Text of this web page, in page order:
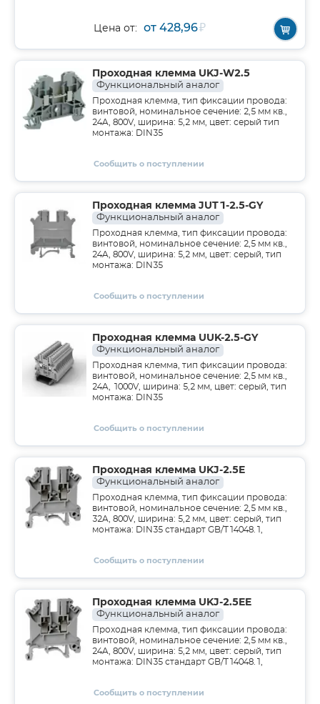
Цена от: от 428,96₽
Проходная клемма UKJ-W2.5
Функциональный аналог
Проходная клемма, тип фиксации провода:
винтовой, номинальное сечение: 2,5 мм кв.,
24A, 800V, ширина: 5,2 мм, цвет: серый тип
монтажа: DIN35
Сообщить о поступлении
Проходная клемма JUT1-2.5-GY
Функциональный аналог
Проходная клемма, тип фиксации провода:
винтовой, номинальное сечение: 2,5 мм кв.,
24A, 800V, ширина: 5,2 мм, цвет: серый, тип
монтажа: DIN35
Сообщить о поступлении
Проходная клемма UUK-2.5-GY
Функциональный аналог
Проходная клемма, тип фиксации провода:
винтовой, номинальное сечение: 2,5 мм кв.,
24A, 1000V, ширина: 5,2 мм, цвет: серый, тип
монтажа: DIN35
Сообщить о поступлении
Проходная клемма UKJ-2.5E
Функциональный аналог
Проходная клемма, тип фиксации провода:
винтовой, номинальное сечение: 2,5 мм кв.,
32A, 800V, ширина: 5,2 мм, цвет: серый, тип
монтажа: DIN35 стандарт GB/T14048.1,
Сообщить о поступлении
Проходная клемма UKJ-2.5EE
Функциональный аналог
Проходная клемма, тип фиксации провода:
винтовой, номинальное сечение: 2,5 мм кв.,
24A, 800V, ширина: 5,2 мм, цвет: серый, тип
монтажа: DIN35 стандарт GB/T14048.1,
Сообщить о поступлении